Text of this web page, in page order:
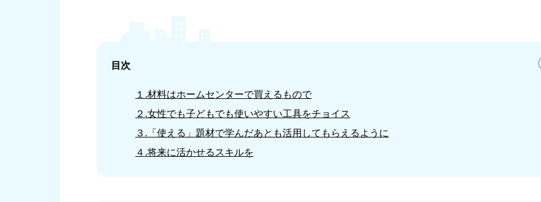
目次
１.材料はホームセンターで買えるもので
２.女性でも子どもでも使いやすい工具をチョイス
３.「使える」題材で学んだあとも活用してもらえるように
４.将来に活かせるスキルを